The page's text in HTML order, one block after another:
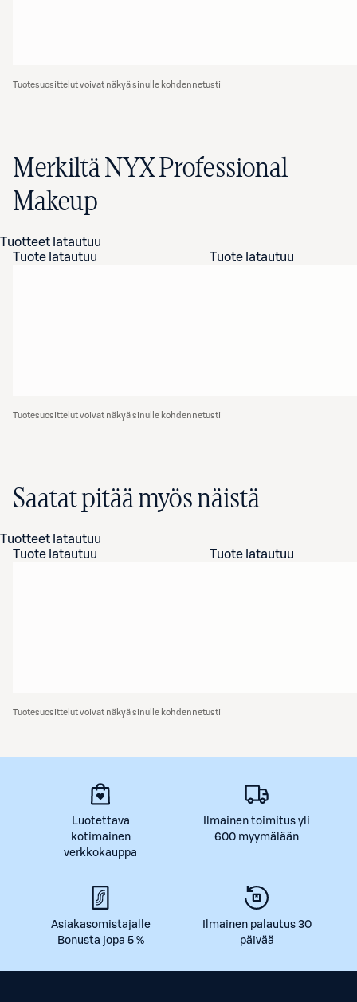
Tuotesuosittelut voivat näkyä sinulle kohdennetusti
Merkiltä NYX Professional
Makeup
Tuotteet latautuu
Tuote latautuu
Tuote latautuu
Tuotesuosittelut voivat näkyä sinulle kohdennetusti
Saatat pitää myös näistä
Tuotteet latautuu
Tuote latautuu
Tuote latautuu
Tuotesuosittelut voivat näkyä sinulle kohdennetusti
Luotettava
kotimainen
verkkokauppa
Ilmainen toimitus yli
600 myymälään
Asiakasomistajalle
Bonusta jopa 5 %
Ilmainen palautus 30
päivää